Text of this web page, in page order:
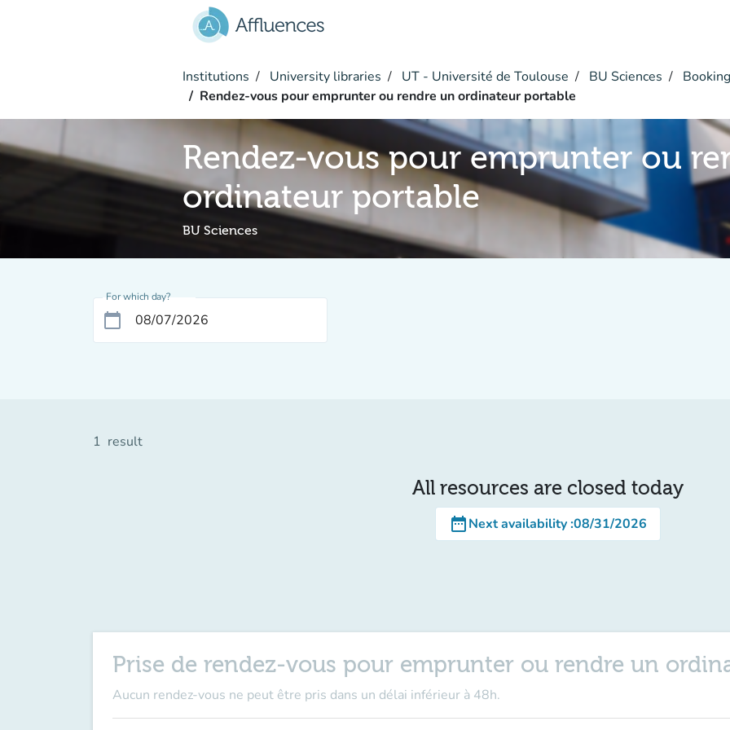
Institutions University libraries UT - Université de Toulouse BU Sciences
Booking
Rendez-vous pour emprunter ou rendre un ordinateur portable
Rendez-vous pour emprunter ou
ordinateur portable
BU Sciences
For which day?
calendar_today
1 result
All resources are closed today
date_rangeNext availability:08/31/2026
Prise de rendez-vous pour emprunter ou rendre un
Aucun rendez-vous ne peut être pris dans un délai inférieur à 48h.